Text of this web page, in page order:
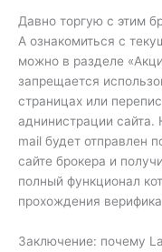
Давно торгую с этим
А ознакомиться с
можно в разделе
запрещается
страницах или
аднинистрации
mail будет отправлен
сайте брокера и
полный функционал
прохождения
Заключение: почему